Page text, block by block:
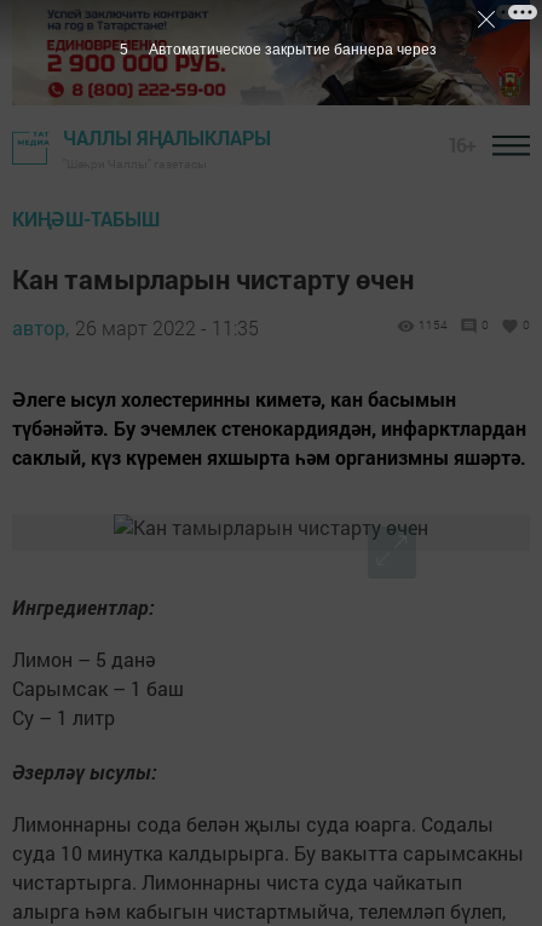
ЧАЛЛЫ ЯҢАЛЫКЛАРЫ
КИҢӘШ-ТАБЫШ
Кан тамырларын чистарту өчен
автор, 26 март 2022 - 11:35 1154 0 0
Әлеге ысул холестеринны киметә, кан басымын
түбәнәйтә. Бу эчемлек стенокардиядән, инфарктлардан
саклый, күз күремен яхшырта һәм организмны яшәртә.
Ингредиентлар:
Лимон – 5 данә
Сарымсак – 1 баш
Су – 1 литр
Әзерләү ысулы:
Лимоннарны сода белән җылы суда юарга. Содалы
суда 10 минутка калдырырга. Бу вакытта сарымсакны
чистартырга. Лимоннарны чиста суда чайкатып
алырга һәм кабыгын чистартмыйча, телемләп бүлеп,
4 Автоматическое закрытие баннера через